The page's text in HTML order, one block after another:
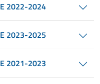
2022-2024
2023-2025
2021-2023